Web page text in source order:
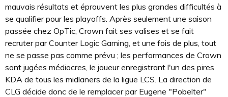
mauvais résultats et éprouvent les plus grandes difficultés à
se qualifier pour les playoffs. Après seulement une saison
passée chez OpTic, Crown fait ses valises et se fait
recruter par Counter Logic Gaming, et une fois de plus, tout
ne se passe pas comme prévu ; les performances de Crown
sont jugées médiocres, le joueur enregistrant l'un des pires
KDA de tous les midlaners de la ligue LCS. La direction de
CLG décide donc de le remplacer par Eugene "Pobelter"